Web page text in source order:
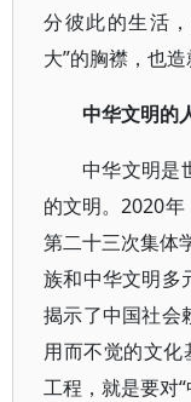
分彼此的生活
大”的胸襟，也
中华文明的
中华文明是
的文明。2020
第二十三次集体
族和中华文明多
揭示了中国社会
用而不觉的文化
工程，就是要对